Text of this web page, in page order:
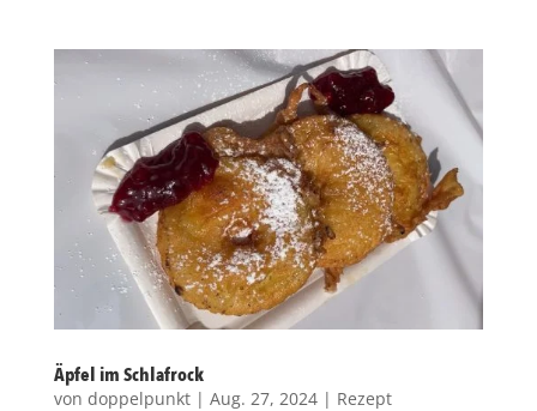
Äpfel im Schlafrock
von doppelpunkt| Aug. 27, 2024| Rezept